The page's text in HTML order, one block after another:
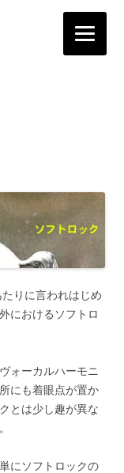
りに言われはじめ
におけるソフトロ
ォーカルハーモニ
にも着眼点が置か
とは少し趣が異な
にソフトロックの